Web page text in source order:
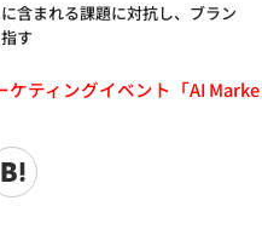
含まれる課題に対抗し、ブラン
す
ケティングイベント「AI Marke